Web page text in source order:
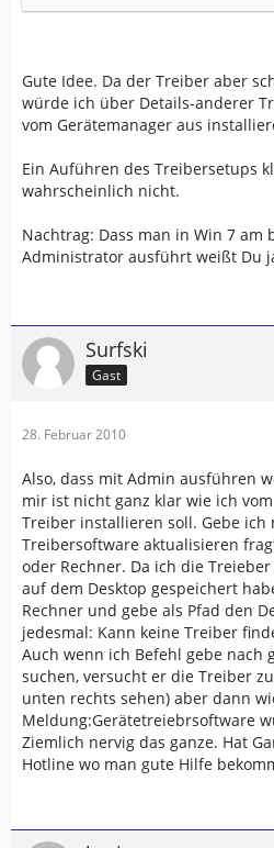
Gute Idee. Da der Treiber aber
würde ich über Details-anderer
vom Gerätemanager aus
Ein Auführen des Treibersetups
wahrscheinlich nicht.
Nachtrag: Dass man in Win 7 am
Administrator ausführt weißt Du
Surfski
Gast
28. Februar 2010
Also, dass mit Admin ausführen
mir ist nicht ganz klar wie ich
Treiber installieren soll. Gebe ich
Treibersoftware aktualisieren
oder Rechner. Da ich die
auf dem Desktop gespeichert
Rechner und gebe als Pfad den
jedesmal: Kann keine Treiber
Auch wenn ich Befehl gebe nach
suchen, versucht er die Treiber
unten rechts sehen) aber dann
Meldung:Gerätetreiebrsoftware
Ziemlich nervig das ganze. Hat
Hotline wo man gute Hilfe